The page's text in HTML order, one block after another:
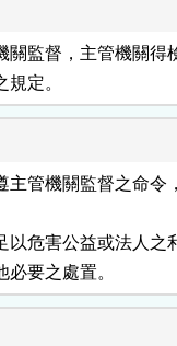
關監督，主管機關得
定。
主管機關監督之命令
以危害公益或法人之
要之處置。